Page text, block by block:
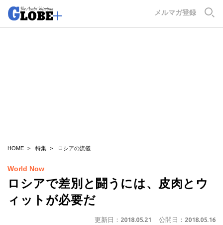
メルマガ登録
HOME 特集 ロシアの流儀
World Now
ロシアで差別と闘うには、皮肉とウ
ィットが必要だ
更新日： 2018.05.21 公開日： 2018.05.16